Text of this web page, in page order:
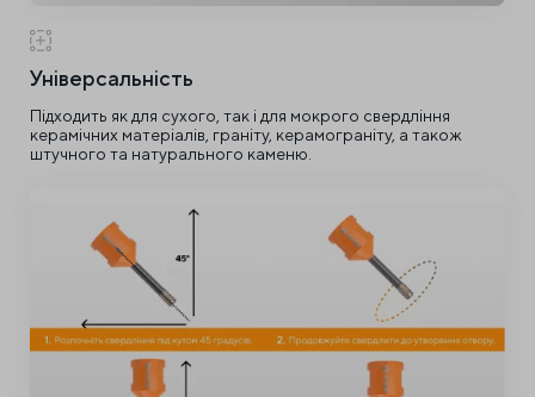
Універсальність
Підходить як для сухого, так і для мокрого свердління
керамічних матеріалів, граніту, керамограніту, а також
штучного та натурального каменю.